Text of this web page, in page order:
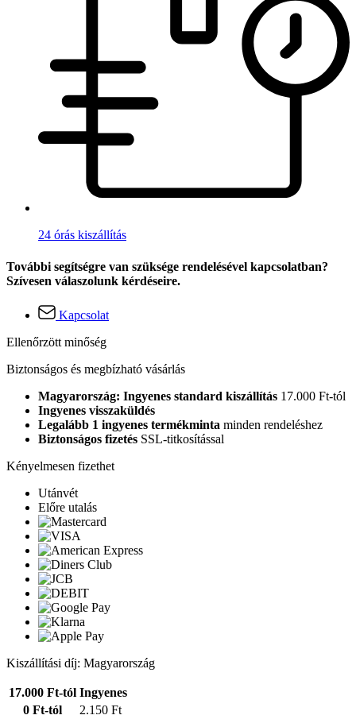
24 órás kiszállítás
További segítségre van szüksége rendelésével kapcsolatban?
Szívesen válaszolunk kérdéseire.
Kapcsolat
Ellenőrzött minőség
Biztonságos és megbízható vásárlás
Magyarország: Ingyenes standard kiszállítás 17.000 Ft-tól
Ingyenes visszaküldés
Legalább 1 ingyenes termékminta minden rendeléshez
Biztonságos fizetés SSL-titkosítással
Kényelmesen fizethet
Utánvét
Előre utalás
Kiszállítási díj: Magyarország
17.000 Ft-tól Ingyenes
0 Ft-tól
2.150 Ft